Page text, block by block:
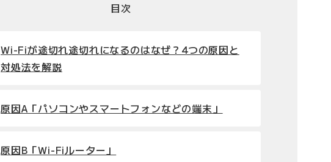
目次
Wi-Fiが途切れ途切れになるのはなぜ？4つの原因と
対処法を解説
原因A「パソコンやスマートフォンなどの端末」
原因B「Wi-Fiルーター」